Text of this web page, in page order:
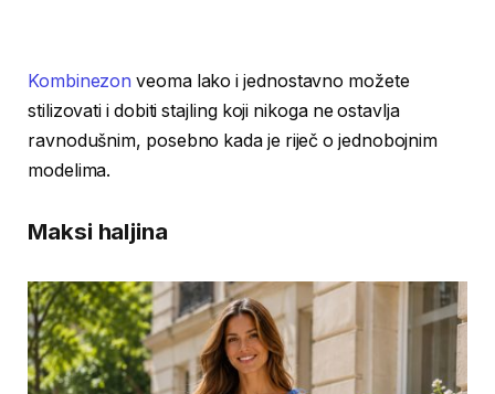
Kombinezon veoma lako i jednostavno možete
stilizovati i dobiti stajling koji nikoga ne ostavlja
ravnodušnim, posebno kada je riječ o jednobojnim
modelima.
Maksi haljina